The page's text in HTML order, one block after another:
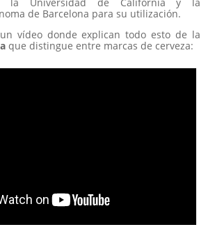
de Barcelona para su utilización.
vídeo donde explican todo esto de la
que distingue entre marcas de cerveza: